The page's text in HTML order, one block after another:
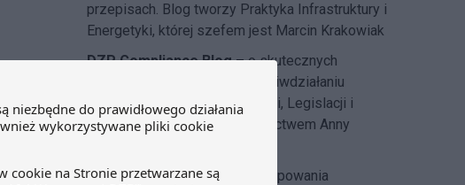
przepisach. Blog tworzy Praktyka Infrastruktury i
Energetyki, której szefem jest Marcin Krakowiak
DZP Compliance Blog– o skutecznych
systemach compliance i przeciwdziałaniu
korupcji piszeZespół Regulacji, Legislacji i
Compliance DZPpod kierownictwem Anny
Insolvency Law Blog
postępowania